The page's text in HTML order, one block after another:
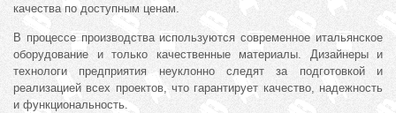
качества по доступным ценам.
В процессе производства используются современное итальянское
оборудование и только качественные материалы. Дизайнеры и
технологи предприятия неуклонно следят за подготовкой и
реализацией всех проектов, что гарантирует качество, надежность
и функциональность.